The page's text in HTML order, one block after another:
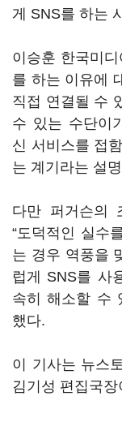
게 SNS를 하는
이승훈 한국미
를 하는 이유에
직접 연결될 수
수 있는 수단이
신 서비스를 접
는 계기라는 설
다만 퍼거슨의
“도덕적인 실수
는 경우 역풍을
럽게 SNS를 사
속히 해소할 수
했다.
이 기사는 뉴스
김기성 편집국장